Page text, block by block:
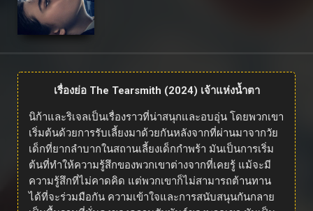
เรื่องย่อ The Tearsmith (2024) เจ้าแห่งน้ำตา
นิก้าและริเจลเป็นเรื่องราวที่น่าสนุกและอบอุ่น โดยพวกเขา
เริ่มต้นด้วยการรับเลี้ยงมาด้วยกันหลังจากที่ผ่านมาจากวัย
เด็กที่ยากลำบากในสถานเลี้ยงเด็กกำพร้า มันเป็นการเริ่ม
ต้นที่ทำให้ความรู้สึกของพวกเขาต่างจากที่เคยรู้ แม้จะมี
ความรู้สึกที่ไม่คาดคิด แต่พวกเขาก็ไม่สามารถต้านทาน
ได้ที่จะร่วมมือกัน ความเข้าใจและการสนับสนุนกันกลาย